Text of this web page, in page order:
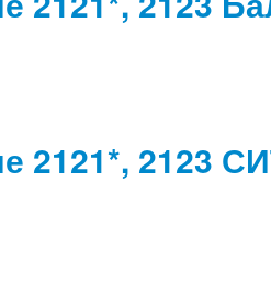
2121*, 2123